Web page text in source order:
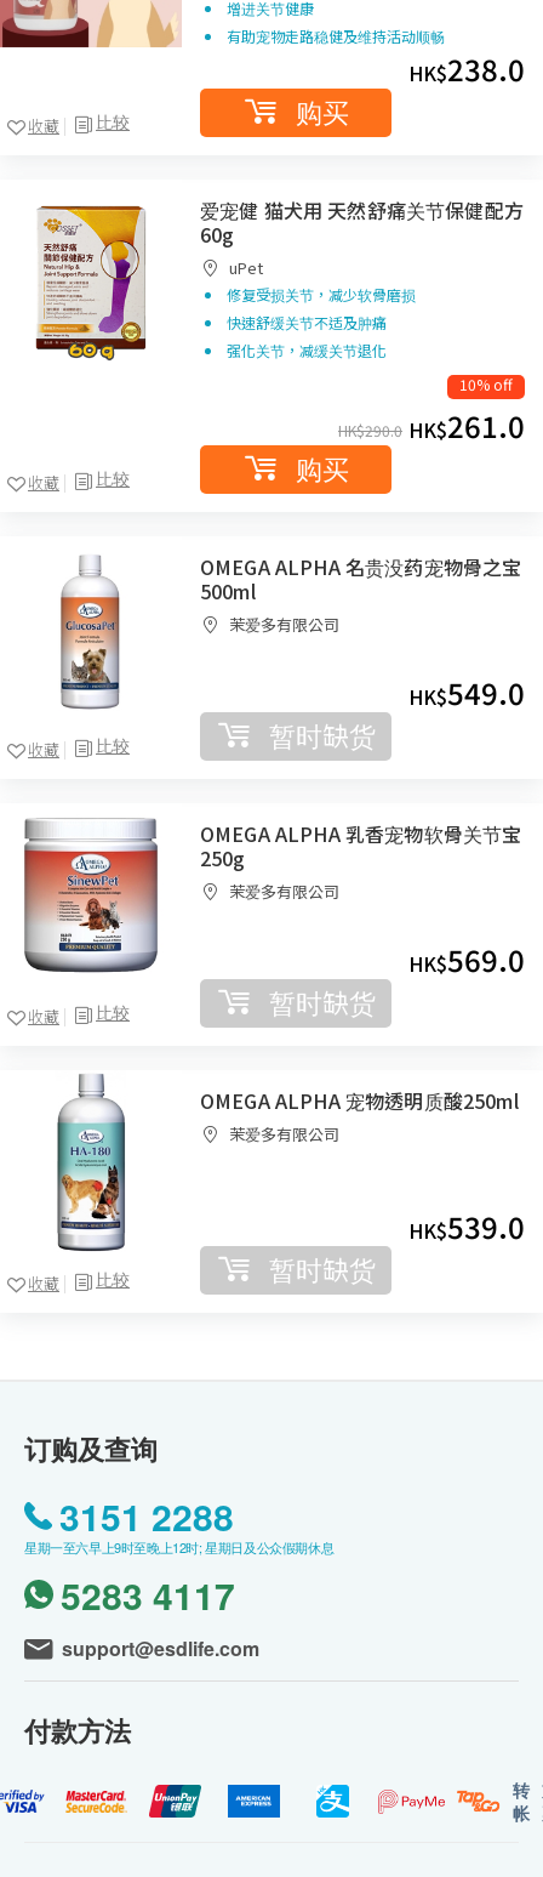
比较
收藏
增进关节健康
有助宠物走路稳健及维持活动顺畅
HK$238.0
购买
比较
收藏
爱宠健 猫犬用 天然舒痛关节保健配方
60g
uPet
修复受损关节，减少软骨磨损
快速舒缓关节不适及肿痛
强化关节，减缓关节退化
10% off
HK$290.0 HK$261.0
购买
比较
收藏
OMEGA ALPHA 名贵没药宠物骨之宝
500ml
茉爱多有限公司
HK$549.0
暂时缺货
比较
收藏
OMEGA ALPHA 乳香宠物软骨关节宝
250g
茉爱多有限公司
HK$569.0
暂时缺货
比较
收藏
OMEGA ALPHA 宠物透明质酸250ml
茉爱多有限公司
HK$539.0
暂时缺货
订购及查询
3151 2288
星期一至六早上9时至晚上12时; 星期日及公众假期休息
5283 4117
support@esdlife.com
付款方法
转
帐